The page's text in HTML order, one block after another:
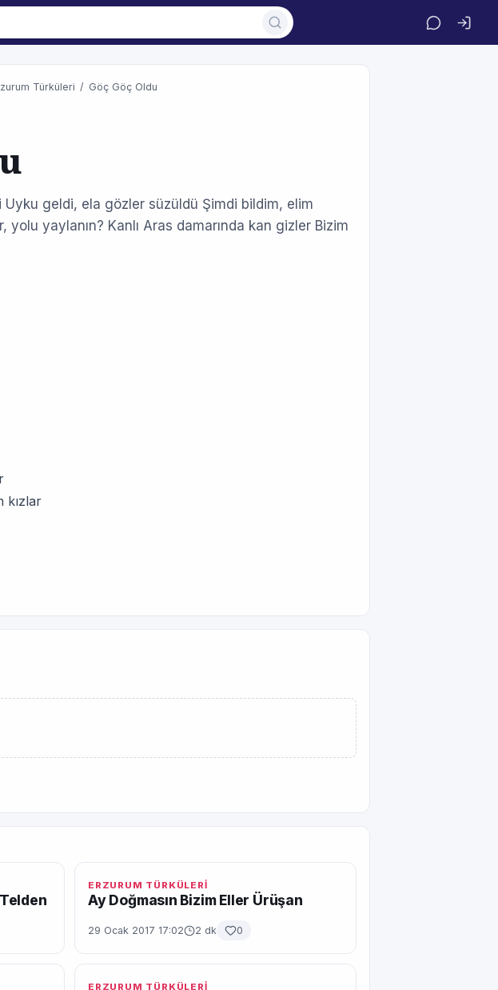
Türküleri / Göç Göç Oldu
geldi, ela gözler süzüldü Şimdi bildim, elim
yaylanın? Kanlı Aras damarında kan gizler Bizim
kızlar
Telden
ERZURUM TÜRKÜLERİ
Ay Doğmasın Bizim Eller Ürüşan
29 Ocak 2017 17:02 2 dk 0
ERZURUM TÜRKÜLERİ